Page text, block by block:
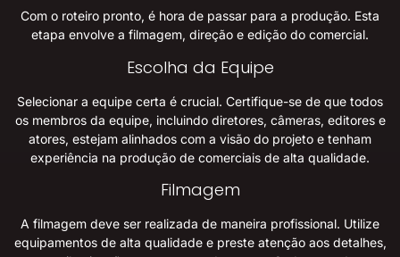
Com o roteiro pronto, é hora de passar para a produção. Esta
etapa envolve a filmagem, direção e edição do comercial.
Escolha da Equipe
Selecionar a equipe certa é crucial. Certifique-se de que todos
os membros da equipe, incluindo diretores, câmeras, editores e
atores, estejam alinhados com a visão do projeto e tenham
experiência na produção de comerciais de alta qualidade.
Filmagem
A filmagem deve ser realizada de maneira profissional. Utilize
equipamentos de alta qualidade e preste atenção aos detalhes,